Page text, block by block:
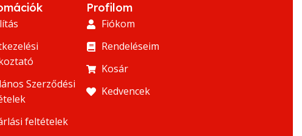
Szerződési
feltételek
Profilom
Fiókom
Rendeléseim
Kosár
Kedvencek